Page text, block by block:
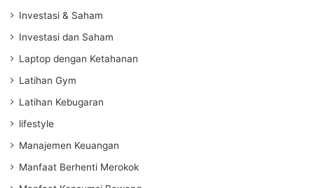
Investasi & Saham
Investasi dan Saham
Laptop dengan Ketahanan
Latihan Gym
Latihan Kebugaran
lifestyle
Manajemen Keuangan
Manfaat Berhenti Merokok